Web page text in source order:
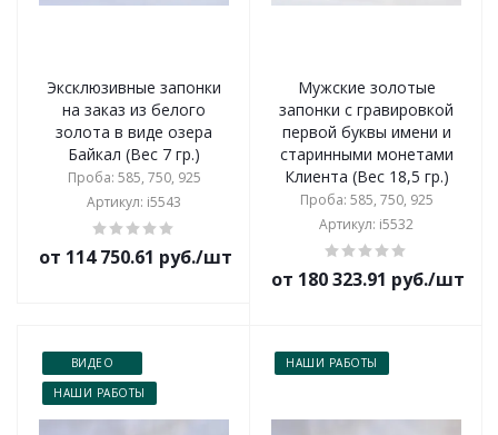
Эксклюзивные запонки
на заказ из белого
золота в виде озера
Байкал (Вес 7 гр.)
Проба: 585, 750, 925
Артикул: i5543
от 114 750.61 руб./шт
Мужские золотые
запонки с гравировкой
первой буквы имени и
старинными монетами
Клиента (Вес 18,5 гр.)
Проба: 585, 750, 925
Артикул: i5532
от 180 323.91 руб./шт
ВИДЕО
НАШИ РАБОТЫ
НАШИ РАБОТЫ